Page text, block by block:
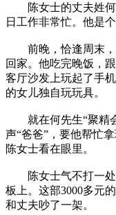
陈女士的丈夫姓何
日工作非常忙。他是
前晚，恰逢周末，
回家。他吃完晚饭，
客厅沙发上玩起了手
的女儿独自玩玩具。
就在何先生“聚精会
声“爸爸”，要他帮忙
陈女士看在眼里。
陈女士气不打一处
板上。这部3000多元
和丈夫吵了一架。